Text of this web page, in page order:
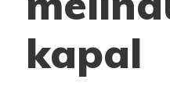
kapal